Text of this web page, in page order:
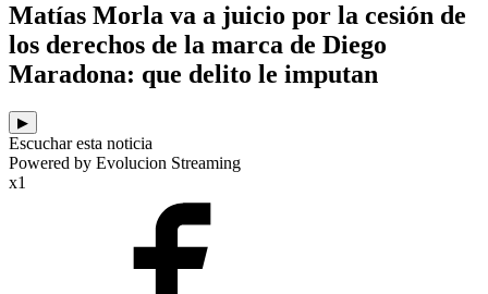
Matías Morla va a juicio por la cesión de
los derechos de la marca de Diego
Maradona: que delito le imputan
▶
Escuchar esta noticia
Powered by Evolucion Streaming
x1